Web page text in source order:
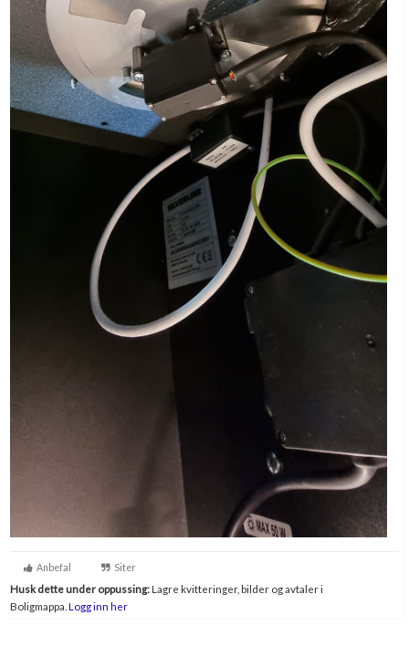
Anbefal Siter
Husk dette under oppussing:Lagre kvitteringer, bilder og avtaler i
Boligmappa. Logg inn her